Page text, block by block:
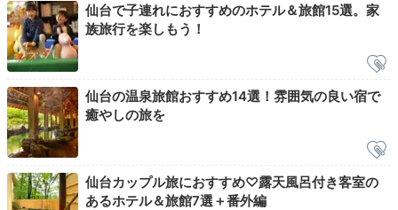
夕食コースの例(1) 夕
夕食は個室会食場で、フレンチレストラン出身の料理長
によるこだわりのコースを。食材は宮城と山形近郊のも
りと味わいましょう。地酒も豊富です。(※完全個室では
ありません)
仙台で子連れにおすすめのホテル＆旅館15選。家
族旅行を楽しもう！
仙台の温泉旅館おすすめ14選！雰囲気の良い宿で
癒やしの旅を
仙台カップル旅におすすめ♡露天風呂付き客室の
あるホテル＆旅館7選＋番外編